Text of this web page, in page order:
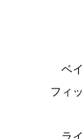
ベ
フィ